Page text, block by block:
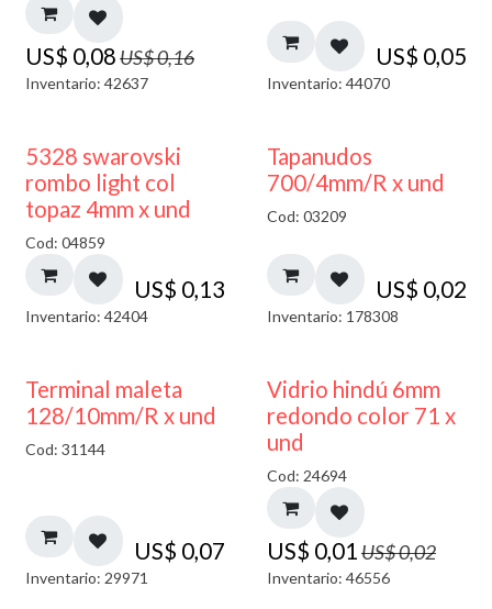
US$ 0,08US$0,16
Inventario: 42637
US$ 0,05
Inventario: 44070
5328 swarovski
rombo light col
topaz 4mm x und
Cod: 04859
US$ 0,13
Inventario: 42404
Tapanudos
700/4mm/R x und
Cod: 03209
US$ 0,02
Inventario: 178308
Terminal maleta
128/10mm/R x und
Cod: 31144
US$ 0,07
Inventario: 29971
40% DESCUENTO
Vidrio hindú 6mm
redondo color 71 x
und
Cod: 24694
US$ 0,01US$0,02
Inventario: 46556